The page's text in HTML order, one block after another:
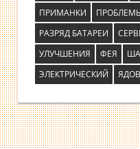
ПРИМАНКИ
РАЗРЯД БАТАРЕИ
УЛУЧШЕНИЯ
ФЕЯ
ЭЛЕКТРИЧЕСКИЙ